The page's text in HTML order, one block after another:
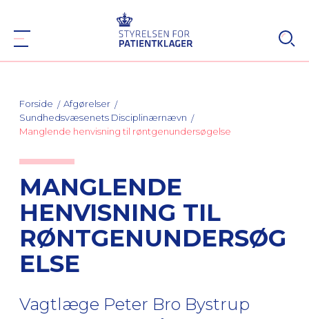
Forside
Afgørelser
Sundhedsvæsenets Disciplinærnævn
Manglende henvisning til røntgenundersøgelse
MANGLENDE
HENVISNING TIL
RØNTGENUNDERSØG
ELSE
Vagtlæge Peter Bro Bystrup